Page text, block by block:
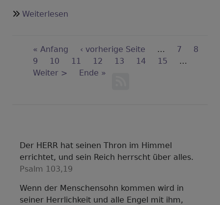
Weiterlesen
Seitennummerierung
First
page
« Anfang
Vorherige
Seite
‹ vorherige Seite … Seite
7 Seite
8
Seite
9 Seite
10
Aktuelle
Seite
11 Seite
12 Seite
13 Seite
14 Seite
15
…
Nächste
Weiter >
Last
Ende »
Der HERR hat seinen Thron im Himmel
errichtet, und sein Reich herrscht über alles.
Psalm 103,19
Wenn der Menschensohn kommen wird in
seiner Herrlichkeit und alle Engel mit ihm,